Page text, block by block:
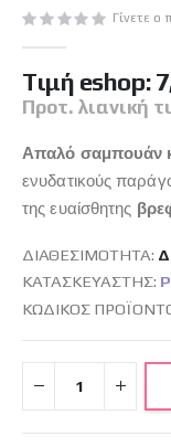
Γίνετε ο
Tιμή eshop:
Προτ. λιανική
Απαλό σαμπουάν
ενυδατικούς
της ευαίσθητης
ΔΙΑΘΕΣΙΜΌΤΗΤΑ:
ΚΑΤΑΣΚΕΥΑΣΤΉΣ:
ΚΩΔΙΚΌΣ